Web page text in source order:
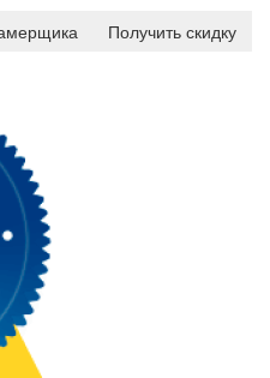
Получить скидку